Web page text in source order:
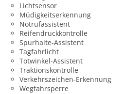
Lichtsensor
Müdigkeitserkennung
Notrufassistent
Reifendruckkontrolle
Spurhalte-Assistent
Tagfahrlicht
Totwinkel-Assistent
Traktionskontrolle
Verkehrszeichen-Erkennung
Wegfahrsperre